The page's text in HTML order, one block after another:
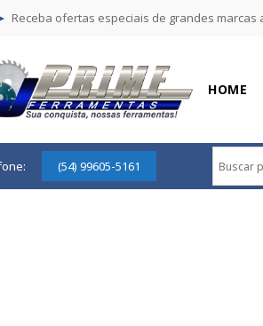
Receba ofertas especiais de grandes marcas
HOME
(54) 99605-5161